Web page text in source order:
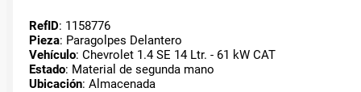
RefID: 1158776
Pieza: Paragolpes Delantero
Vehículo: Chevrolet 1.4 SE 14 Ltr. - 61 kW CAT
Estado: Material de segunda mano
Ubicación: Almacenada